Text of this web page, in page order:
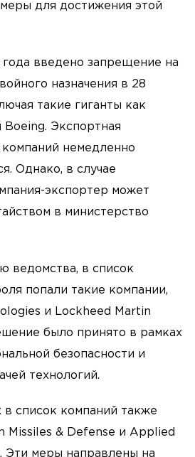
для достижения этой
введено запрещение на
назначения в 28
такие гиганты как
Экспортная
компаний немедленно
Однако, в случае
экспортер может
в министерство
ведомства, в список
попали такие компании,
и Lockheed Martin
было принято в рамках
безопасности и
технологий.
список компаний также
Missiles & Defense и Applied
Эти меры направлены на